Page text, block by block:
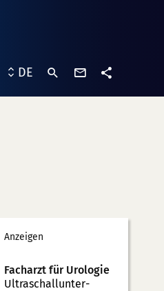
DE
Werbung
Anzeigen
Facharzt für Urologie
Ultraschallunter­